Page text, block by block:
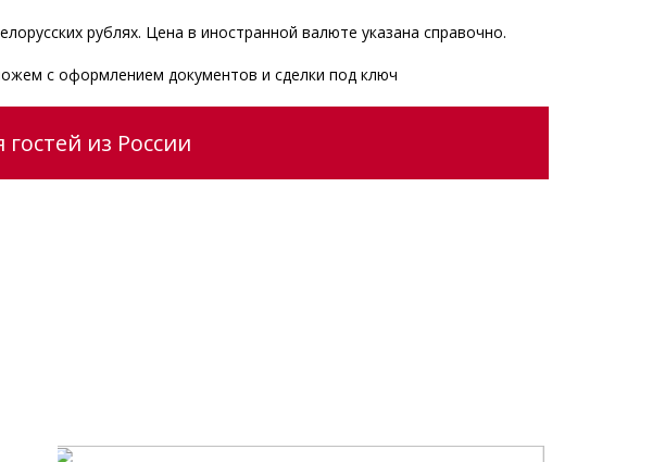
рублях. Цена в иностранной валюте указана справочно.
с оформлением документов и сделки под ключ
из России